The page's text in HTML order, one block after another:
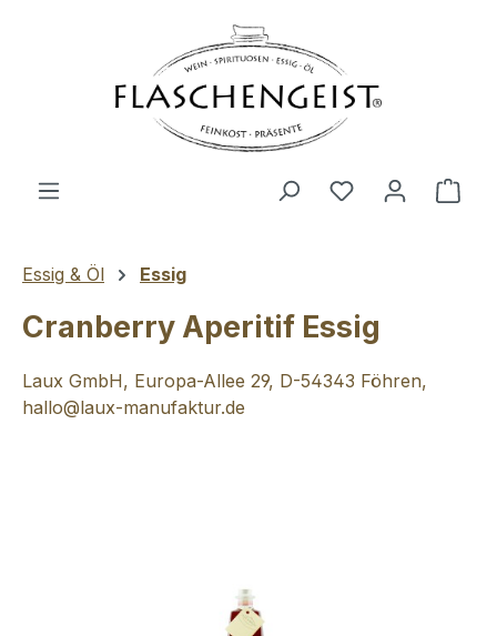
Du hast 0
Essig & Öl Essig
Cranberry Aperitif Essig
Laux GmbH, Europa-Allee 29, D-54343 Föhren,
hallo@laux-manufaktur.de